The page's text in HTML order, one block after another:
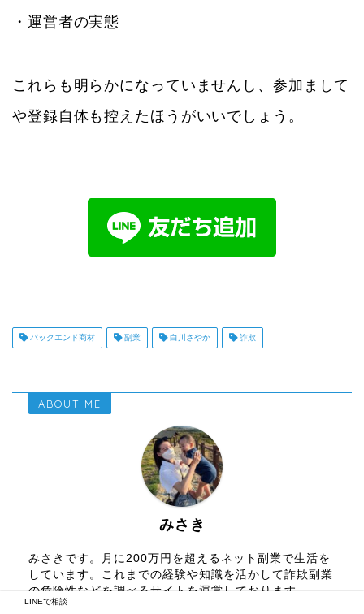
・運営者の実態
これらも明らかになっていませんし、参加まして
や登録自体も控えたほうがいいでしょう。
バックエンド商材 副業 白川さやか 詐欺
ABOUT ME
みさき
みさきです。月に200万円を超えるネット副業で生活を
しています。これまでの経験や知識を活かして詐欺副業
の危険性などを調べるサイトを運営しております。
LINEで相談